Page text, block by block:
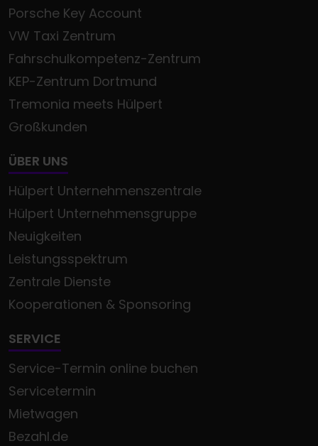
Porsche Key Account
VW Taxi Zentrum
Fahrschulkompetenz-Zentrum
KEP-Zentrum Dortmund
Tremonia meets Hülpert
Großkunden
ÜBER UNS
Hülpert Unternehmenszentrale
Hülpert Unternehmensgruppe
Neuigkeiten
Leistungsspektrum
Zentrale Dienste
Kooperationen & Sponsoring
SERVICE
Service-Termin online buchen
Servicetermin
Mietwagen
Bezahl.de